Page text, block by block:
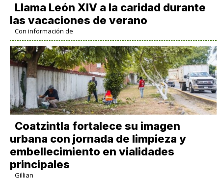
Llama León XIV a la caridad durante
las vacaciones de verano
Con información de
Coatzintla fortalece su imagen
urbana con jornada de limpieza y
embellecimiento en vialidades
principales
Gillian